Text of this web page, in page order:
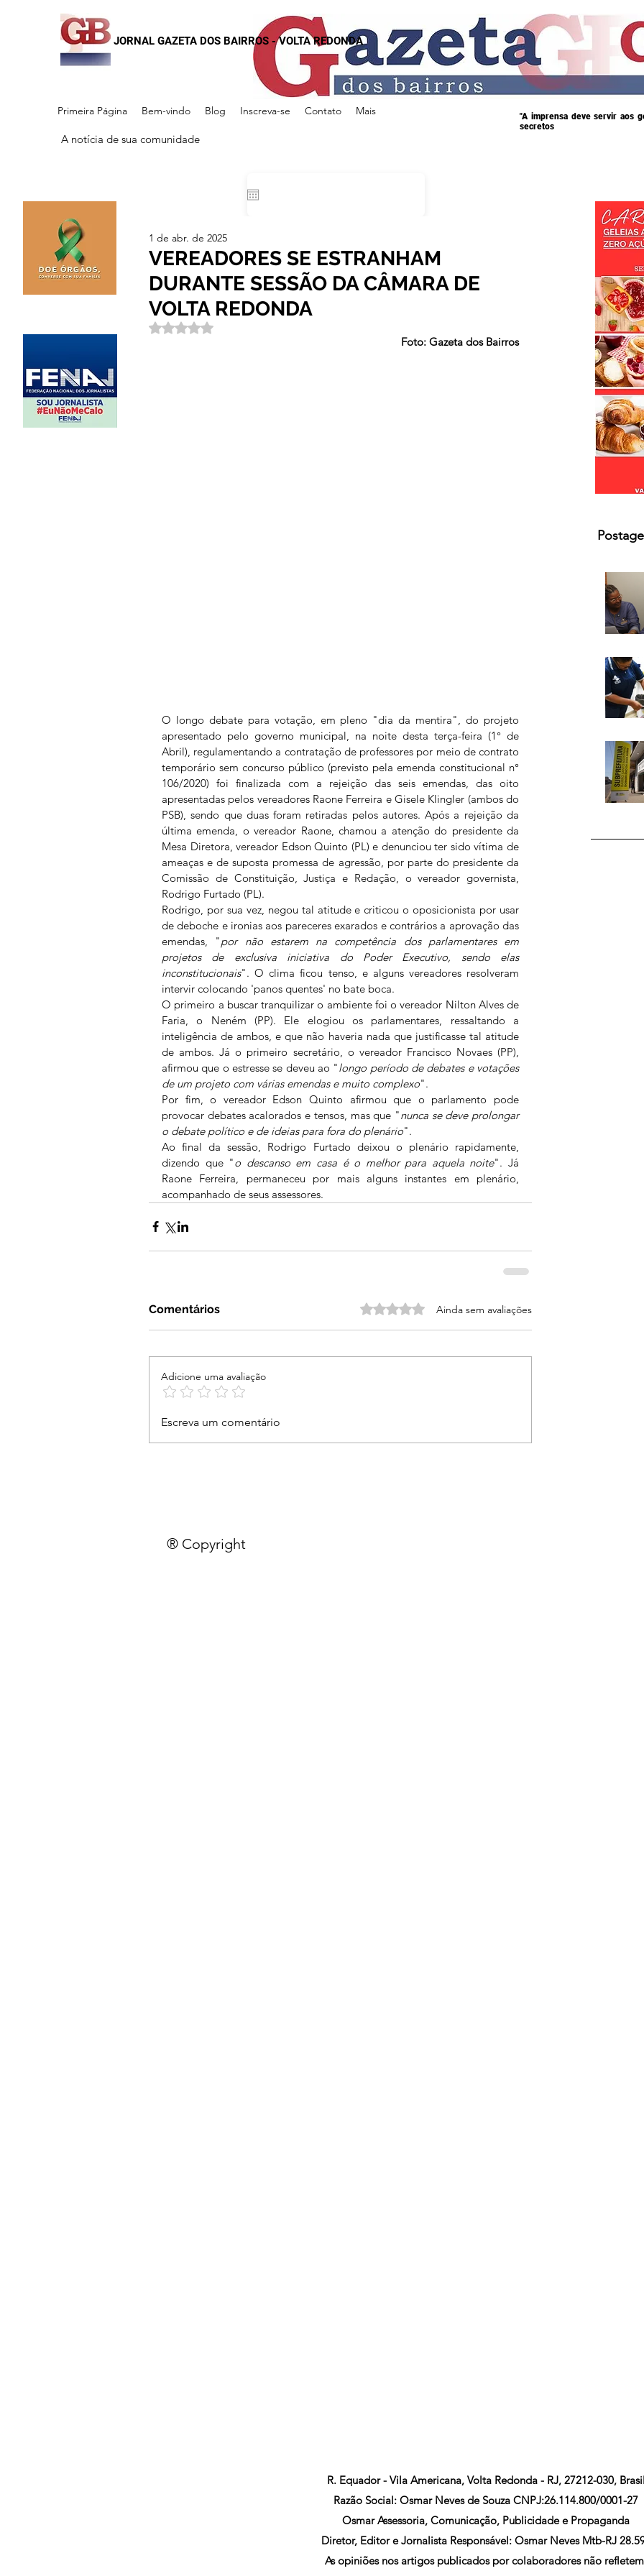
JORNAL GAZETA DOS BAIRROS - VOLTA REDONDA
Primeira Página Bem-vindo Blog Inscreva-se Contato Mais
A notícia de sua comunidade
"A imprensa deve servir aos
secretos
VEREADORES SE ESTRANHAM
DURANTE SESSÃO DA CÂMARA DE
VOLTA REDONDA
1 de abr. de 2025
Avaliado com NaN de 5 estrelas.
Foto: Gazeta dos Bairros
O longo debate para votação, em pleno "dia da mentira", do projeto
apresentado pelo governo municipal, na noite desta terça-feira (1° de
Abril), regulamentando a contratação de professores por meio de contrato
temporário sem concurso público (previsto pela emenda constitucional n°
106/2020) foi finalizada com a rejeição das seis emendas, das oito
apresentadas pelos vereadores Raone Ferreira e Gisele Klingler (ambos do
PSB), sendo que duas foram retiradas pelos autores. Após a rejeição da
última emenda, o vereador Raone, chamou a atenção do presidente da
Mesa Diretora, vereador Edson Quinto (PL) e denunciou ter sido vítima de
ameaças e de suposta promessa de agressão, por parte do presidente da
Comissão de Constituição, Justiça e Redação, o vereador governista,
Rodrigo Furtado (PL).
Rodrigo, por sua vez, negou tal atitude e criticou o oposicionista por usar
de deboche e ironias aos pareceres exarados e contrários a aprovação das
emendas, "por não estarem na competência dos parlamentares em
projetos de exclusiva iniciativa do Poder Executivo, sendo elas
inconstitucionais". O clima ficou tenso, e alguns vereadores resolveram
intervir colocando 'panos quentes' no bate boca.
O primeiro a buscar tranquilizar o ambiente foi o vereador Nilton Alves de
Faria, o Neném (PP). Ele elogiou os parlamentares, ressaltando a
inteligência de ambos, e que não haveria nada que justificasse tal atitude
de ambos. Já o primeiro secretário, o vereador Francisco Novaes (PP),
afirmou que o estresse se deveu ao "longo período de debates e votações
de um projeto com várias emendas e muito complexo".
Por fim, o vereador Edson Quinto afirmou que o parlamento pode
provocar debates acalorados e tensos, mas que "nunca se deve prolongar
o debate político e de ideias para fora do plenário".
Ao final da sessão, Rodrigo Furtado deixou o plenário rapidamente,
dizendo que "o descanso em casa é o melhor para aquela noite". Já
Raone Ferreira, permaneceu por mais alguns instantes em plenário,
acompanhado de seus assessores.
Comentários Avaliado com 0 de 5 estrelas.
Ainda sem avaliações
Adicione uma avaliação
Escreva um comentário
® Copyright
R. Equador - Vila Americana, Volta Redonda - RJ, 27212-030, Brasil
Razão Social: Osmar Neves de Souza CNPJ:26.114.800/0001-27
Osmar Assessoria, Comunicação, Publicidade e Propaganda
Diretor, Editor e Jornalista Responsável: Osmar Neves Mtb-RJ
As opiniões nos artigos publicados por colaboradores não